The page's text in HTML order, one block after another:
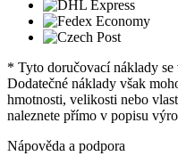
* Tyto doručovací náklady
Dodatečné náklady však
hmotnosti, velikosti nebo
naleznete přímo v popisu
Nápověda a podpora